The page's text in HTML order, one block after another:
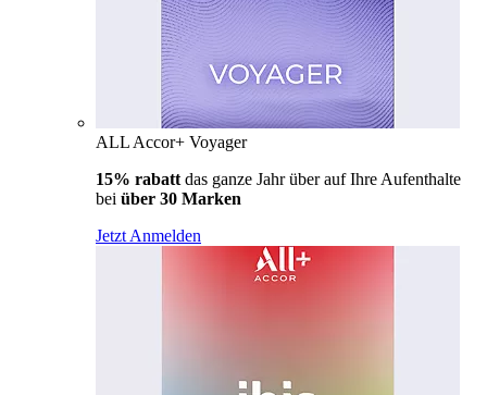
ALL Accor+ Voyager
15% rabatt das ganze Jahr über auf Ihre Aufenthalte
bei über 30 Marken
Jetzt Anmelden